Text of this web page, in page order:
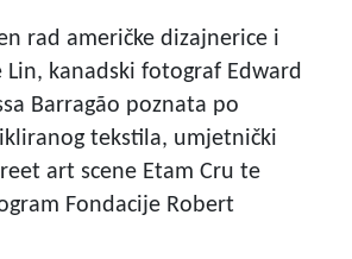
rad američke dizajnerice i
kanadski fotograf Edward
Barragão poznata po
tekstila, umjetnički
art scene Etam Cru te
Fondacije Robert